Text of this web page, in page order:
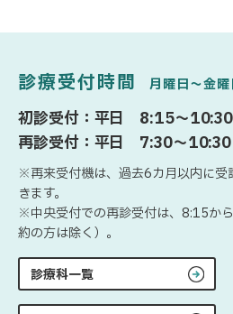
診療受付時間 月曜日〜金曜
初診受付：平日 8:15〜10:30
再診受付：平日 7:30〜10:30
※再来受付機は、過去6カ月以内に受
きます。
※中央受付での再診受付は、8:15か
約の方は除く）。
診療科一覧